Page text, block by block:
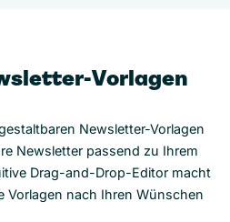
Vorlagen
Newsletter-Vorlagen
Newsletter passend zu Ihrem
Drag-and-Drop-Editor macht
Vorlagen nach Ihren Wünschen